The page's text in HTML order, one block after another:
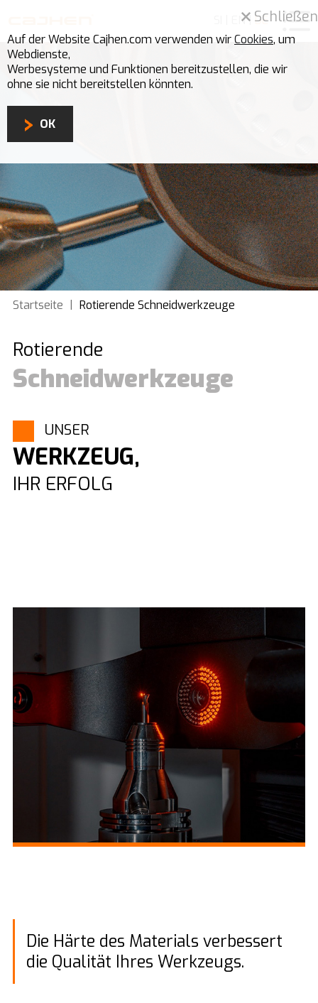
EN| DE
Startseite Rotierende Schneidwerkzeuge
Rotierende
Schneidwerkzeuge
UNSER
WERKZEUG,
IHR ERFOLG
Die Härte des Materials verbessert
die Qualität Ihres Werkzeugs.
Schließen
Auf der Website Cajhen.com verwenden wirCookies, um
Webdienste,
Werbesysteme und Funktionen bereitzustellen, die wir
ohne sie nicht bereitstellen könnten.
OK